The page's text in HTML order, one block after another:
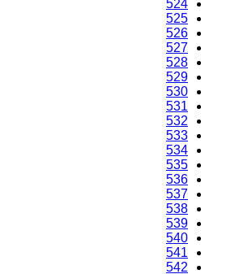
524
525
526
527
528
529
530
531
532
533
534
535
536
537
538
539
540
541
542